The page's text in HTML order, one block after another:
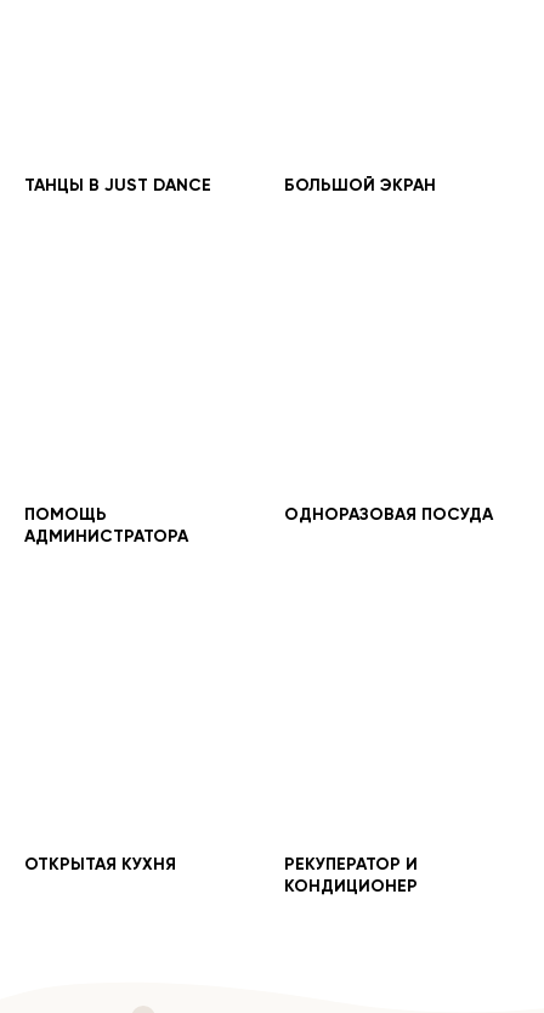
ТАНЦЫ В JUST DANCE БОЛЬШОЙ ЭКРАН
ПОМОЩЬ
АДМИНИСТРАТОРА
ОДНОРАЗОВАЯ ПОСУДА
ОТКРЫТАЯ КУХНЯ
РЕКУПЕРАТОР И
КОНДИЦИОНЕР